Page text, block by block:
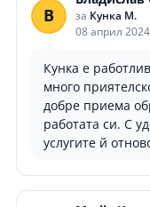
В за Кунка М.
08 април 2024
Кунка е
много
добре приема
работата си. С
услугите й